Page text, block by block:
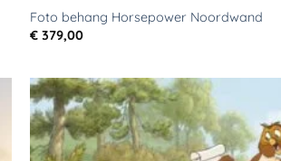
Foto behang Horsepower Noordwand
€379,00
Toevoegen
aan
verlanglijst